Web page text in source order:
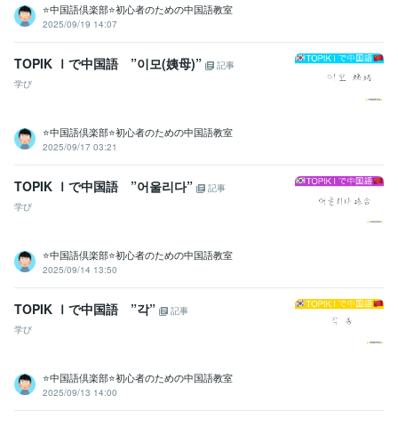
⭐中国語倶楽部⭐初心者のための中国語教室
2025/09/19 14:07
TOPIK Ⅰで中国語 ”이모(姨母)”
記事
学び
⭐中国語倶楽部⭐初心者のための中国語教室
2025/09/17 03:21
TOPIK Ⅰで中国語 ”어울리다”
記事
学び
⭐中国語倶楽部⭐初心者のための中国語教室
2025/09/14 13:50
TOPIK Ⅰで中国語 ”각”
記事
学び
⭐中国語倶楽部⭐初心者のための中国語教室
2025/09/13 14:00